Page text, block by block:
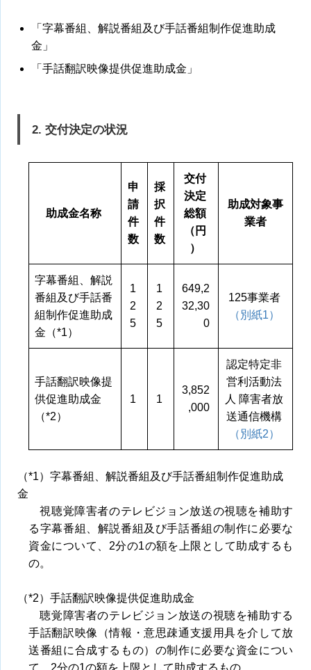
「字幕番組、解説番組及び手話番組制作促進助成
金」
「手話翻訳映像提供促進助成金」
2. 交付決定の状況
助成金名称
申
請
件
数
採
択
件
数
交付
決定
総額
（円
）
助成対象事
業者
字幕番組、解説
番組及び手話番
組制作促進助成
金（*1）
1
2
5
1
2
5
649,2
32,30
0
125事業者
（別紙1）
手話翻訳映像提
供促進助成金
（*2）
1 1
3,852
,000
認定特定非
営利活動法
人 障害者放
送通信機構
（別紙2）
（*1）字幕番組、解説番組及び手話番組制作促進助成
金
視聴覚障害者のテレビジョン放送の視聴を補助す
る字幕番組、解説番組及び手話番組の制作に必要な
資金について、2分の1の額を上限として助成するも
の。
（*2）手話翻訳映像提供促進助成金
聴覚障害者のテレビジョン放送の視聴を補助する
手話翻訳映像（情報・意思疎通支援用具を介して放
送番組に合成するもの）の制作に必要な資金につい
て、2分の1の額を上限として助成するもの。